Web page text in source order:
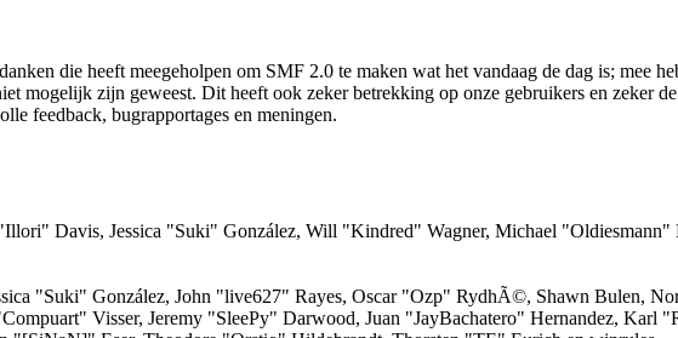
die heeft meegeholpen om SMF 2.0 te maken wat het vandaag de dag is; mee
mogelijk zijn geweest. Dit heeft ook zeker betrekking op onze gebruikers en zeker
feedback, bugrapportages en meningen.
Davis, Jessica "Suki" González, Will "Kindred" Wagner, Michael "Oldiesmann"
"Suki" González, John "live627" Rayes, Oscar "Ozp" RydhÃ©, Shawn Bulen,
Visser, Jeremy "SleePy" Darwood, Juan "JayBachatero" Hernandez, Karl